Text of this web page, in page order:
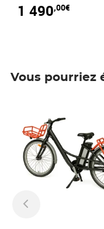
1 490,00€
Vous pourriez